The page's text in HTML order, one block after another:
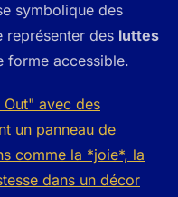
symbolique des
représenter des luttes
forme accessible.